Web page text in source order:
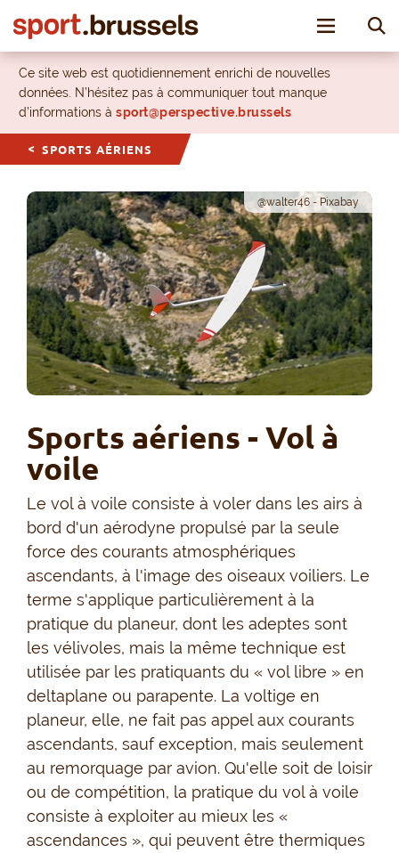
Toggle
Ce site web est quotidiennement enrichi de nouvelles
données. N’hésitez pas à communiquer tout manque
d’informations à sport@perspective.brussels
SPORTS AÉRIENS
@walter46 - Pixabay
Sports aériens - Vol à
voile
Le vol à voile consiste à voler dans les airs à
bord d'un aérodyne propulsé par la seule
force des courants atmosphériques
ascendants, à l'image des oiseaux voiliers. Le
terme s'applique particulièrement à la
pratique du planeur, dont les adeptes sont
les vélivoles, mais la même technique est
utilisée par les pratiquants du « vol libre » en
deltaplane ou parapente. La voltige en
planeur, elle, ne fait pas appel aux courants
ascendants, sauf exception, mais seulement
au remorquage par avion. Qu'elle soit de loisir
ou de compétition, la pratique du vol à voile
consiste à exploiter au mieux les «
ascendances », qui peuvent être thermiques